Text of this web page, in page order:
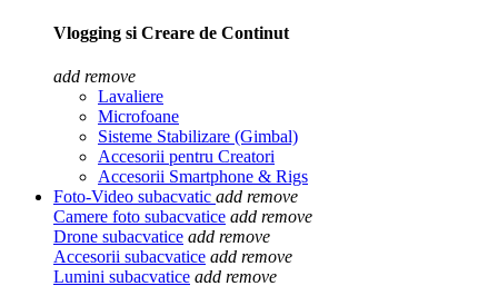
Vlogging si Creare de Continut
add remove
Lavaliere
Microfoane
Sisteme Stabilizare (Gimbal)
Accesorii pentru Creatori
Accesorii Smartphone & Rigs
Foto-Video subacvatic add remove
Camere foto subacvatice add remove
Drone subacvatice add remove
Accesorii subacvatice add remove
Lumini subacvatice add remove